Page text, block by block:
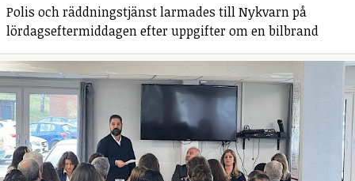
Polis och räddningstjänst larmades till Nykvarn på
lördagseftermiddagen efter uppgifter om en bilbrand